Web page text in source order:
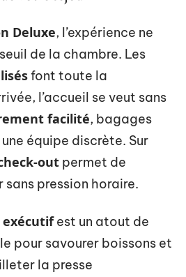
Deluxe, l’expérience ne
de la chambre. Les
font toute la
l’accueil se veut sans
facilité, bagages
équipe discrète. Sur
out permet de
pression horaire.
exécutifest un atout de
pour savourer boissons et
la presse